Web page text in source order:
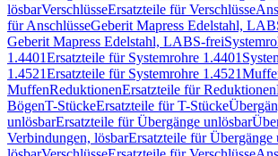
lösbarVerschlüsseErsatzteile für Verschlüsse
für AnschlüsseGeberit Mapress Edelstahl,
Geberit Mapress Edelstahl, LABS-frei
1.4401Ersatzteile für Systemrohre 1.4401
1.4521Ersatzteile für Systemrohre 1.4521
MuffenReduktionenErsatzteile für Reduktionen
BögenT-StückeErsatzteile für T-Stücke
unlösbarErsatzteile für Übergänge unlösbar
Verbindungen, lösbarErsatzteile für Übergänge